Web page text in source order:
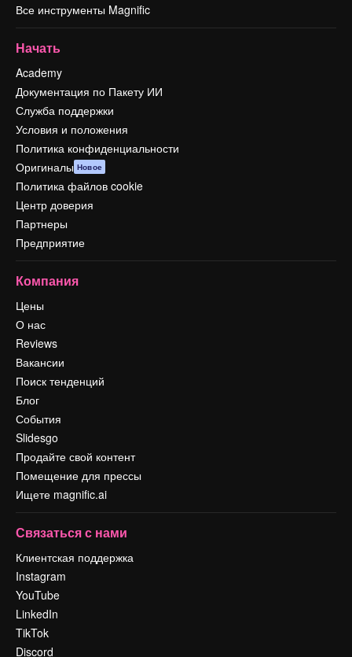
Все инструменты Magnific
Начать
Academy
Документация по Пакету ИИ
Служба поддержки
Условия и положения
Политика конфиденциальности
Оригиналы Новое
Политика файлов cookie
Центр доверия
Партнеры
Предприятие
Компания
Цены
О нас
Reviews
Вакансии
Поиск тенденций
Блог
События
Slidesgo
Продайте свой контент
Помещение для прессы
Ищете magnific.ai
Связаться с нами
Клиентская поддержка
Instagram
YouTube
LinkedIn
TikTok
Discord